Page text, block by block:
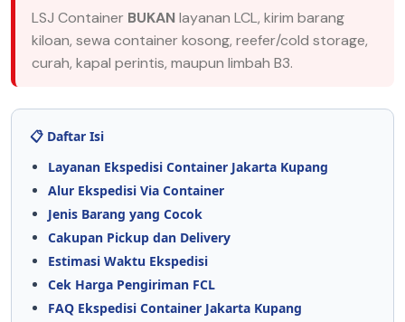
LSJ Container BUKANlayanan LCL, kirim barang
kiloan, sewa container kosong, reefer/cold storage,
curah, kapal perintis, maupun limbah B3.
📋 Daftar Isi
Layanan Ekspedisi Container Jakarta Kupang
Alur Ekspedisi Via Container
Jenis Barang yang Cocok
Cakupan Pickup dan Delivery
Estimasi Waktu Ekspedisi
Cek Harga Pengiriman FCL
FAQ Ekspedisi Container Jakarta Kupang